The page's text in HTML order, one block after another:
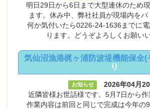
明日29日から6日まで大型連休のため
ます。休み中、弊社社員が現場内を
何か気付いたら0226-24-1636までに
ります。どうぞよろしくお願い
気仙沼漁港梶ヶ浦防波堤機能保全(
り
お知らせ 2026年04月20
近隣皆様お世話様です。5月7日から作
作業内容は前回と同じで完成は今年の